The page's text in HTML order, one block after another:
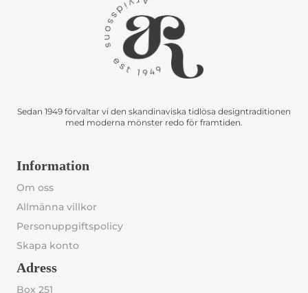
Sedan 1949 förvaltar vi den skandinaviska tidlösa designtraditionen
med moderna mönster redo för framtiden.
Information
Om oss
Allmänna villkor
Personuppgiftspolicy
Skapa konto
Adress
Box 251